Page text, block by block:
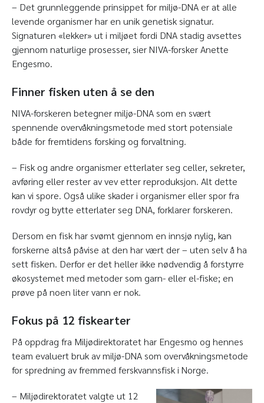
– Det grunnleggende prinsippet for miljø-DNA er at alle
levende organismer har en unik genetisk signatur.
Signaturen «lekker» ut i miljøet fordi DNA stadig avsettes
gjennom naturlige prosesser, sier NIVA-forsker Anette
Engesmo.
Finner fisken uten å se den
NIVA-forskeren betegner miljø-DNA som en svært
spennende overvåkningsmetode med stort potensiale
både for fremtidens forsking og forvaltning.
– Fisk og andre organismer etterlater seg celler, sekreter,
avføring eller rester av vev etter reproduksjon. Alt dette
kan vi spore. Også ulike skader i organismer eller spor fra
rovdyr og bytte etterlater seg DNA, forklarer forskeren.
Dersom en fisk har svømt gjennom en innsjø nylig, kan
forskerne altså påvise at den har vært der – uten selv å ha
sett fisken. Derfor er det heller ikke nødvendig å forstyrre
økosystemet med metoder som garn- eller el-fiske; en
prøve på noen liter vann er nok.
Fokus på 12 fiskearter
På oppdrag fra Miljødirektoratet har Engesmo og hennes
team evaluert bruk av miljø-DNA som overvåkningsmetode
for spredning av fremmed ferskvannsfisk i Norge.
– Miljødirektoratet valgte ut 12